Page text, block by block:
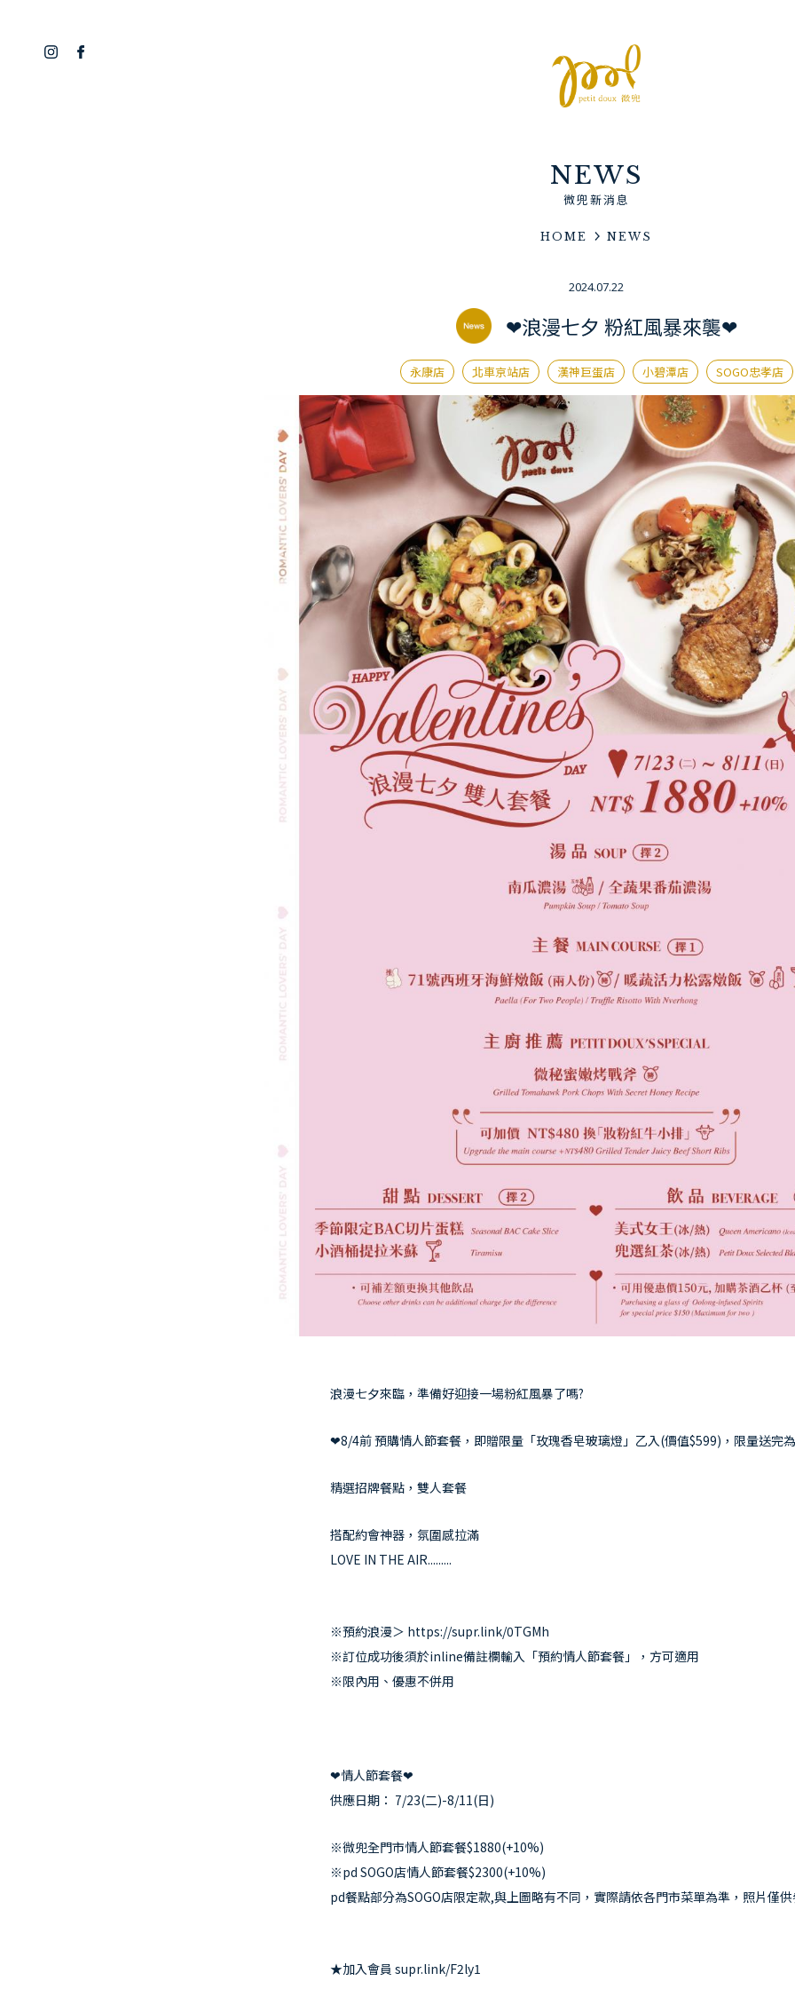
Brand Story
微兜故事
News
微兜新消息
Menu
微兜菜單
Location
微兜門市
Members
NEWS
微兜新消息
HOME NEWS
2024.07.22
❤浪漫七夕 粉紅風暴來襲❤
永康店 北車京站店 漢神巨蛋店 小碧潭店 SOGO忠孝店
浪漫七夕來臨，準備好迎接一場粉紅風暴了嗎?
❤8/4前 預購情人節套餐，即贈限量「玫瑰香皂玻璃燈」乙入(價值$599)，限量送完
精選招牌餐點，雙人套餐
搭配約會神器，氛圍感拉滿
LOVE IN THE AIR.........
※預約浪漫＞ https://supr.link/0TGMh
※訂位成功後須於inline備註欄輸入「預約情人節套餐」，方可適用
※限內用、優惠不併用
❤情人節套餐❤
供應日期： 7/23(二)-8/11(日)
※微兜全門市情人節套餐$1880(+10%)
※pd SOGO店情人節套餐$2300(+10%)
pd餐點部分為SOGO店限定款,與上圖略有不同，實際請依各門市菜單為準，照片僅
★加入會員 supr.link/F2ly1